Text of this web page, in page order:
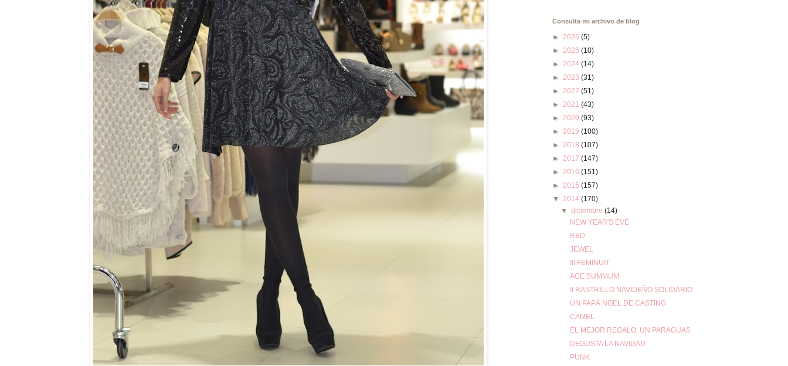
Consulta mi archivo de blog
► 2026 (5)
► 2025 (10)
► 2024 (14)
► 2023 (31)
► 2022 (51)
► 2021 (43)
► 2020 (93)
► 2019 (100)
► 2018 (107)
► 2017 (147)
► 2016 (151)
► 2015 (157)
▼ 2014 (170)
▼diciembre(14)
NEW YEAR'S EVE
RED
JEWEL
III FEMINUIT
AGE SUMMUM
II RASTRILLO NAVIDEÑO SOLIDARIO
UN PAPÁ NOEL DE CASTING
CAMEL
EL MEJOR REGALO: UN PARAGUAS
DEGUSTA LA NAVIDAD
PUNK